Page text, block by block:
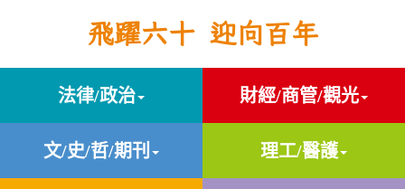
飛躍六十 迎向百年
法律/政治 財經/商管/觀光
文/史/哲/期刊 理工/醫護